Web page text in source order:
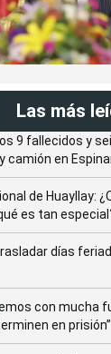
Las más
9 fallecidos y
camión en
de Huayllay:
es tan
días
con mucha
en prisión”